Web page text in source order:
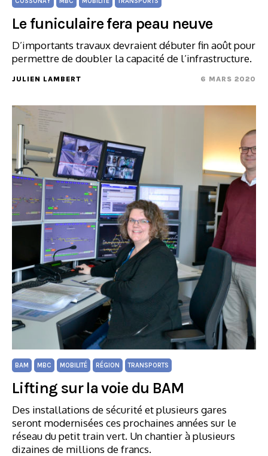
Le funiculaire fera peau neuve
D’importants travaux devraient débuter fin août pour
permettre de doubler la capacité de l’infrastructure.
JULIEN LAMBERT 6 MARS 2020
BAM MBC MOBILITÉ RÉGION TRANSPORTS
Lifting sur la voie du BAM
Des installations de sécurité et plusieurs gares
seront modernisées ces prochaines années sur le
réseau du petit train vert. Un chantier à plusieurs
dizaines de millions de francs.